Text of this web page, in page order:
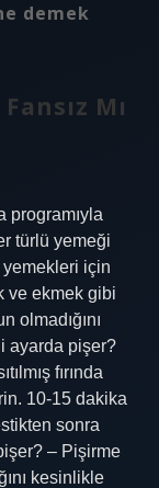
demek
Mı
programıyla
türlü yemeği
için
ve ekmek gibi
olmadığını
ayarda pişer?
fırında
10-15 dakika
sonra
– Pişirme
kesinlikle